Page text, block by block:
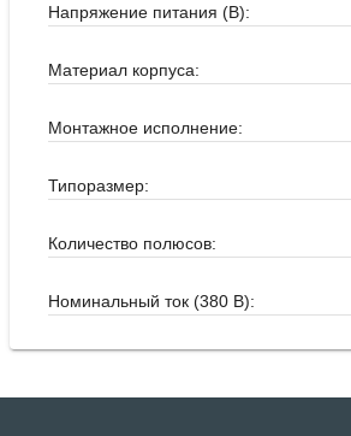
Напряжение питания (В):
Материал корпуса:
Монтажное исполнение:
Типоразмер:
Количество полюсов:
Номинальный ток (380 В):